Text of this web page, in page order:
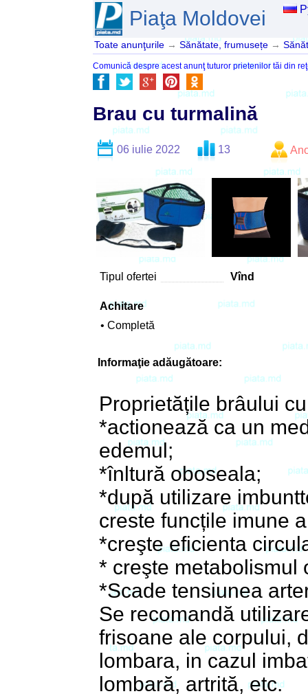
Piaţa Moldovei
Toate anunţurile → Sănătate, frumusețe →
Comunică despre acest anunţ tuturor prietenilor tăi din
Brau cu turmalină
06 iulie 2022 13
Tipul ofertei Vînd
Achitare
• Completă
Informaţie adăugătoare:
Proprietățile brâului
*actionează ca un
edemul;
*înltură oboseala;
*după utilizare
creste funcțile imune
*creşte eficienta
* creşte metabolismul
*Scade tensiunea
Se recomandă
frisoane ale corpului,
lombara, in cazul
lombară, artrită, etc.